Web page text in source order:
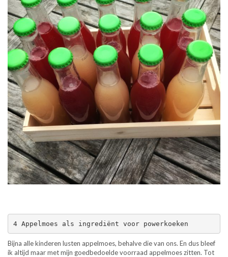
4 Appelmoes als ingrediënt voor powerkoeken
Bijna alle kinderen lusten appelmoes, behalve die van ons. En dus bleef
ik altijd maar met mijn goedbedoelde voorraad appelmoes zitten. Tot